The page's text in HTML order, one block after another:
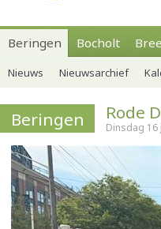
Beringen Bocholt Bree
Nieuws Nieuwsarchief
Beringen Rode
Dinsdag 16